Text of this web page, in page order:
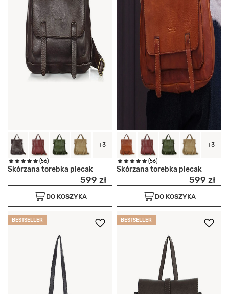
+3
(56)
Skórzana torebka plecak
599 zł
DO KOSZYKA
+3
(56)
Skórzana torebka plecak
599 zł
DO KOSZYKA
BESTSELLER BESTSELLER